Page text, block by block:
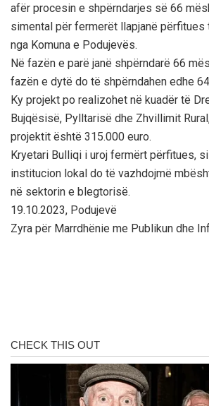
afër procesin e shpërndarjes së 66
simental për fermerët llapjanë
nga Komuna e Podujevës.
Në fazën e parë janë shpërndarë 66
fazën e dytë do të shpërndahen edhe
Ky projekt po realizohet në kuadër të
Bujqësisë, Pylltarisë dhe Zhvillimit
projektit është 315.000 euro.
Kryetari Bulliqi i uroj fermërt përfitues,
institucion lokal do të vazhdojmë
në sektorin e blegtorisë.
19.10.2023, Podujevë
Zyra për Marrdhënie me Publikun dhe